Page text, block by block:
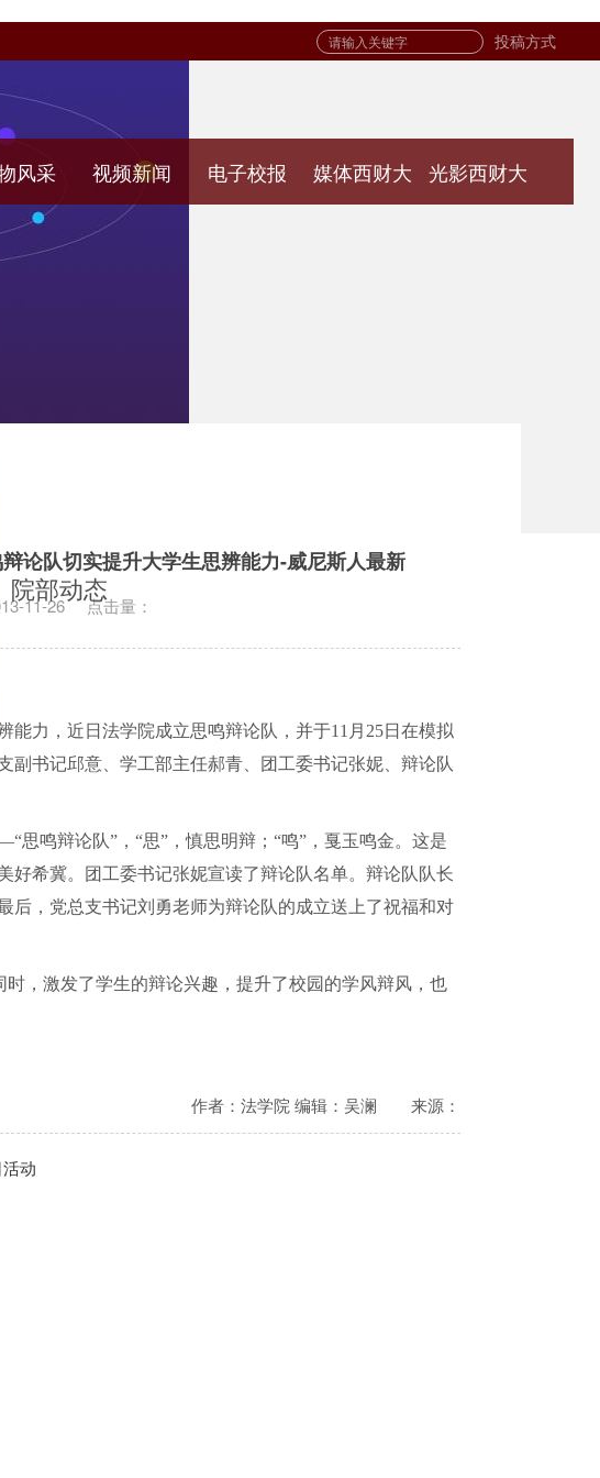
投稿方式
风采 视频新闻 电子校报 媒体西财大 光影西财大
院部动态
论队切实提升大学生思辨能力-威尼斯人最新
11-26 点击量：
能力，近日法学院成立思鸣辩论队，并于11 月 25日在模拟
副书记邱意、学工部主任郝青、团工委书记张妮、辩论队
鸣辩论队”，“思”，慎思明辩；“鸣”，戛玉鸣金。这是
好希冀。团工委书记张妮宣读了辩论队名单。辩论队队长
后，党总支书记刘勇老师为辩论队的成立送上了祝福和对
，激发了学生的辩论兴趣，提升了校园的学风辩风，也
作者：法学院 编辑：吴澜 来源：
动